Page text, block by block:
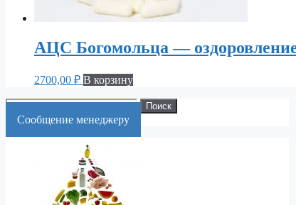
АЦС Богомольца —
2700,00 ₽ В корзину
Искать:
Поиск
Cообщение менеджеру